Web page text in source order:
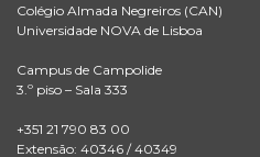
Colégio Almada Negreiros (CAN)
Universidade NOVA de Lisboa
Campus de Campolide
3.º piso – Sala 333
+351 21 790 83 00
Extensão: 40346 / 40349